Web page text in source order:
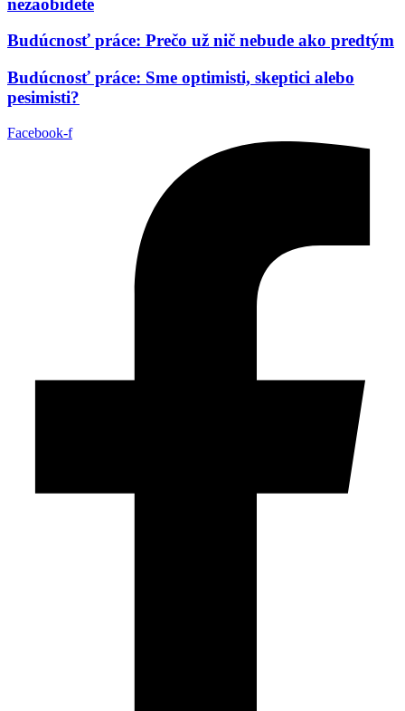
nezaobídete
Budúcnosť práce: Prečo už nič nebude ako predtým
Budúcnosť práce: Sme optimisti, skeptici alebo
pesimisti?
Facebook-f